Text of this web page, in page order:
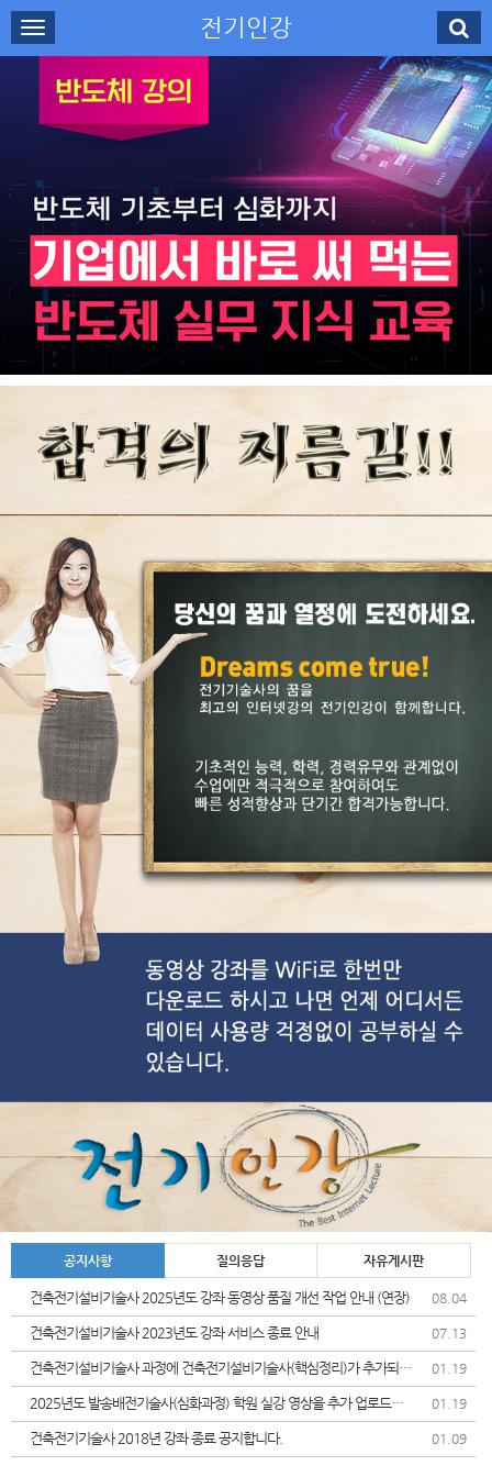
전기인강
로그인
수강신청
강사소개
고객센터
무료강의
공지사항 질의응답 자유게시판
건축전기설비기술사 2025년도 강좌 동영상 품질 개선 작업 안내 (연장) 08.04
건축전기설비기술사 2023년도 강좌 서비스 종료 안내 07.13
건축전기설비기술사 과정에 건축전기설비기술사(핵심정리)가 추가되었
습니다.
01.19
2025년도 발송배전기술사(심화과정) 학원 실강 영상을 추가 업로드및
가격인상 안내드립니다.
01.19
건축전기기술사 2018년 강좌 종료 공지합니다. 01.09